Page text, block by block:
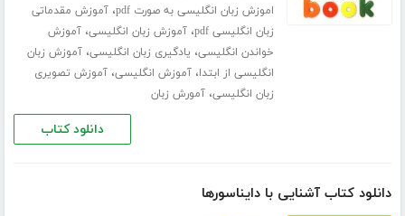
اموزش زبان انگلیسی به صورت pdf ،آموزش مقدماتی
زبان انگلیسی pdf
،آموزش زبان انگلیسی،آموزش
خواندن انگلیسی، یادگیری زبان انگلیسی،آموزش زبان
انگلیسی از ابتدا،آموزش انگلیسی،آموزش تصویری
زبان انگلیسی،آمورش زبان
دانلود کتاب
دانلود کتاب آشنایی با دایناسورها